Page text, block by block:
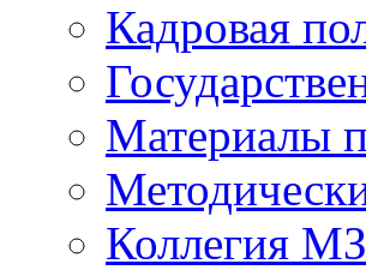
Кадровая
Материалы
Коллегия